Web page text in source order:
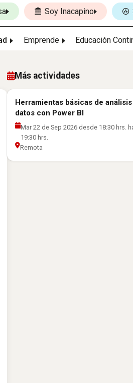
Soy Inacapino
Emprende Educación
Más actividades
Herramientas básicas de
datos con Power BI
Mar 22 de Sep 2026 desde 18:30 hrs.
19:30 hrs.
Remota